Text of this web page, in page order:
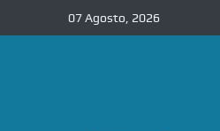
07 Agosto, 2026